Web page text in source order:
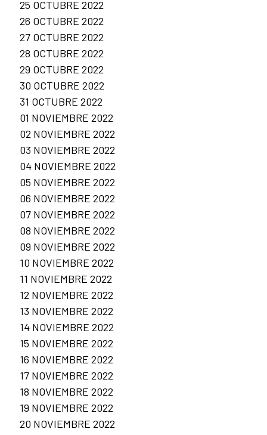
25 OCTUBRE 2022
26 OCTUBRE 2022
27 OCTUBRE 2022
28 OCTUBRE 2022
29 OCTUBRE 2022
30 OCTUBRE 2022
31 OCTUBRE 2022
01 NOVIEMBRE 2022
02 NOVIEMBRE 2022
03 NOVIEMBRE 2022
04 NOVIEMBRE 2022
05 NOVIEMBRE 2022
06 NOVIEMBRE 2022
07 NOVIEMBRE 2022
08 NOVIEMBRE 2022
09 NOVIEMBRE 2022
10 NOVIEMBRE 2022
11 NOVIEMBRE 2022
12 NOVIEMBRE 2022
13 NOVIEMBRE 2022
14 NOVIEMBRE 2022
15 NOVIEMBRE 2022
16 NOVIEMBRE 2022
17 NOVIEMBRE 2022
18 NOVIEMBRE 2022
19 NOVIEMBRE 2022
20 NOVIEMBRE 2022